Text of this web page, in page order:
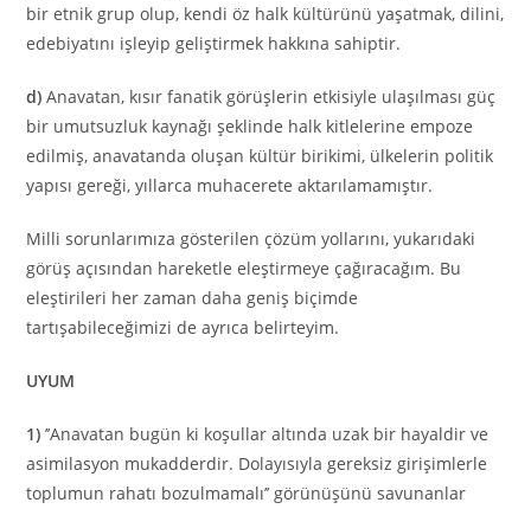
bir etnik grup olup, kendi öz halk kültürünü yaşatmak, dilini,
edebiyatını işleyip geliştirmek hakkına sahiptir.
d) Anavatan, kısır fanatik görüşlerin etkisiyle ulaşılması güç
bir umutsuzluk kaynağı şeklinde halk kitlelerine empoze
edilmiş, anavatanda oluşan kültür birikimi, ülkelerin politik
yapısı gereği, yıllarca muhacerete aktarılamamıştır.
Milli sorunlarımıza gösterilen çözüm yollarını, yukarıdaki
görüş açısından hareketle eleştirmeye çağıracağım. Bu
eleştirileri her zaman daha geniş biçimde
tartışabileceğimizi de ayrıca belirteyim.
UYUM
1)’’Anavatan bugün ki koşullar altında uzak bir hayaldir ve
asimilasyon mukadderdir. Dolayısıyla gereksiz girişimlerle
toplumun rahatı bozulmamalı’’ görünüşünü savunanlar